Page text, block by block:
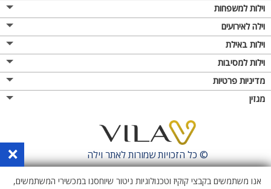
וילות למשפחות
וילה לאירועים
וילות באילת
וילות למסיבות
מדיניות פרטיות
מגזין
© כל הזכויות שמורות לאתרוילה ×
אנו משתמשים בקבצי קוקיז וטכנולוגיות ניטור שיוחסנו במכשירי המשתמשים,